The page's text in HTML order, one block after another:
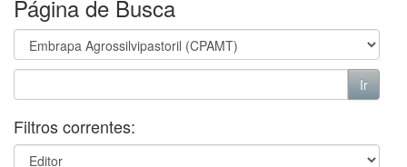
Página de Busca
Filtros correntes: